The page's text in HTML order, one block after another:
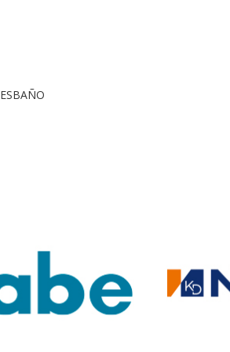
ESBAÑO